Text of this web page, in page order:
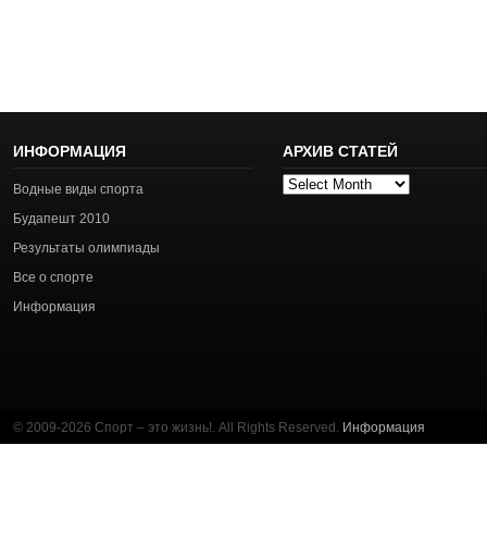
ИНФОРМАЦИЯ
Водные виды спорта
Будапешт 2010
Результаты олимпиады
Все о спорте
Информация
АРХИВ СТАТЕЙ
Архив
© 2009-2026 Спорт – это жизнь!. All Rights Reserved. Информация